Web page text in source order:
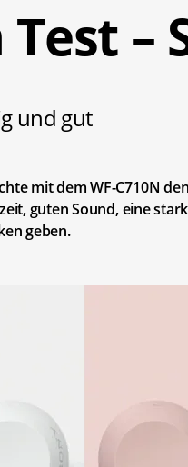
–
und gut
mit dem WF-C710N
guten Sound, eine
geben.